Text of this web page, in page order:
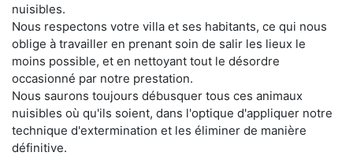
nuisibles.
Nous respectons votre villa et ses habitants, ce qui nous
oblige à travailler en prenant soin de salir les lieux le
moins possible, et en nettoyant tout le désordre
occasionné par notre prestation.
Nous saurons toujours débusquer tous ces animaux
nuisibles où qu'ils soient, dans l'optique d'appliquer notre
technique d'extermination et les éliminer de manière
définitive.